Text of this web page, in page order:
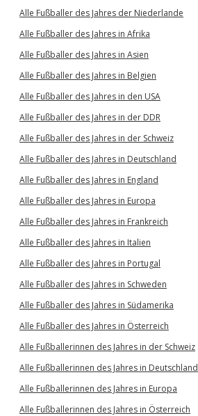
Alle Fußballer des Jahres der Niederlande
Alle Fußballer des Jahres in Afrika
Alle Fußballer des Jahres in Asien
Alle Fußballer des Jahres in Belgien
Alle Fußballer des Jahres in den USA
Alle Fußballer des Jahres in der DDR
Alle Fußballer des Jahres in der Schweiz
Alle Fußballer des Jahres in Deutschland
Alle Fußballer des Jahres in England
Alle Fußballer des Jahres in Europa
Alle Fußballer des Jahres in Frankreich
Alle Fußballer des Jahres in Italien
Alle Fußballer des Jahres in Portugal
Alle Fußballer des Jahres in Schweden
Alle Fußballer des Jahres in Südamerika
Alle Fußballer des Jahres in Österreich
Alle Fußballerinnen des Jahres in der Schweiz
Alle Fußballerinnen des Jahres in Deutschland
Alle Fußballerinnen des Jahres in Europa
Alle Fußballerinnen des Jahres in Österreich